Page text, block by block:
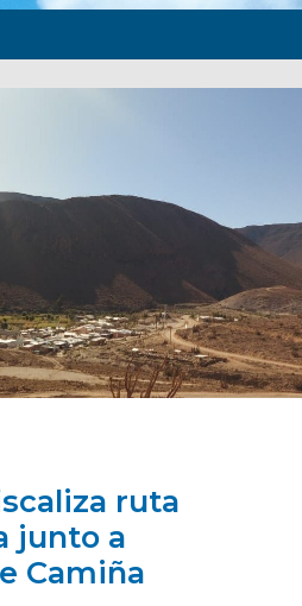
ruta
junto a
Camiña